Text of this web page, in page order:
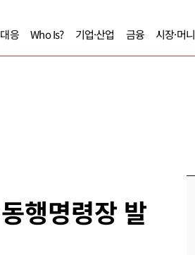
응 Who Is? 기업·산업 금융 시장·머니
행명령장 발